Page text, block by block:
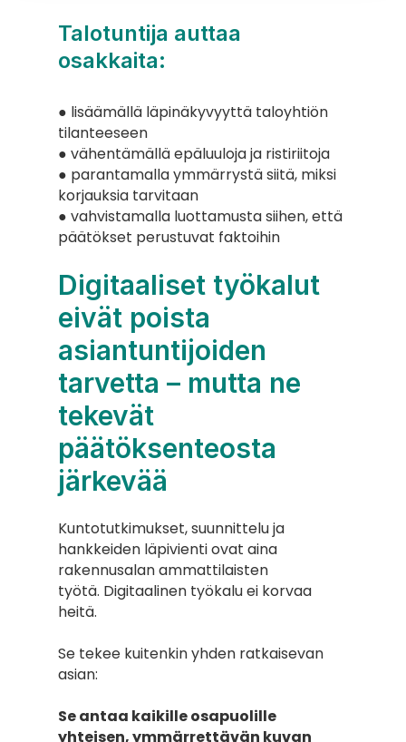
Talotuntija auttaa
osakkaita:
● lisäämällä läpinäkyvyyttä taloyhtiön
tilanteeseen
● vähentämällä epäluuloja ja ristiriitoja
● parantamalla ymmärrystä siitä, miksi
korjauksia tarvitaan
● vahvistamalla luottamusta siihen, että
päätökset perustuvat faktoihin
Digitaaliset työkalut
eivät poista
asiantuntijoiden
tarvetta – mutta ne
tekevät
päätöksenteosta
järkevää
Kuntotutkimukset, suunnittelu ja
hankkeiden läpivienti ovat aina
rakennusalan ammattilaisten
työtä. Digitaalinen työkalu ei korvaa
heitä.
Se tekee kuitenkin yhden ratkaisevan
asian:
Se antaa kaikille osapuolille
yhteisen, ymmärrettävän kuvan